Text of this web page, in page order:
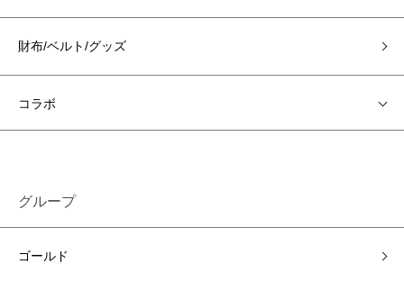
財布/ベルト/グッズ
コラボ
グループ
ゴールド